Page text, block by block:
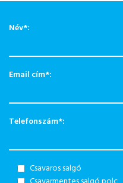
Név*:
Email cím*:
Telefonszám*:
Csavaros salgó